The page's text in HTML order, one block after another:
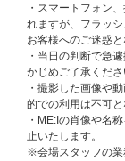
・スマートフォン
れますが、フラッ
お客様へのご迷惑
・当日の判断で急
かじめご了承くださ
・撮影した画像や
的での利用は不可と
・ME:Iの肖像や名
止いたします。
※会場スタッフの業